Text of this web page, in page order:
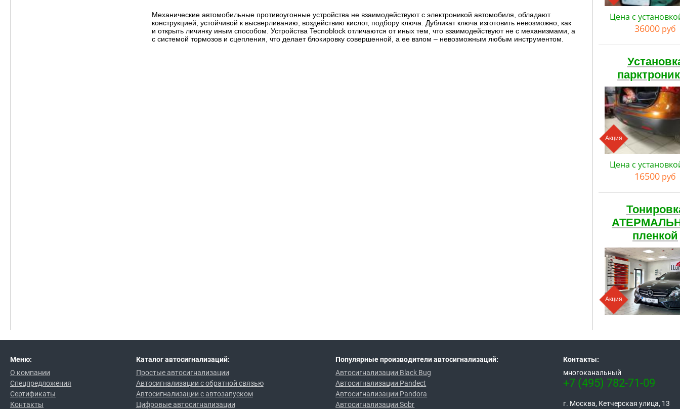
Механические автомобильные противоугонные устройства не взаимодействуют с электроникой автомобиля, обладают
конструкцией, устойчивой к высверливанию, воздействию кислот, подбору ключа. Дубликат ключа изготовить невозможно, как
и открыть личинку иным способом. Устройства Tecnoblock отличаются от иных тем, что взаимодействуют не с механизмами, а
с системой тормозов и сцепления, что делает блокировку совершенной, а ее взлом – невозможным любым инструментом.
Цена с
36000 руб
Акция
Цена с
16500 руб
пленкой
Акция
Меню:
О компании
Спецпредложения
Сертификаты
Контакты
Каталог автосигнализаций:
Простые автосигнализации
Автосигнализации с обратной связью
Автосигнализации с автозапуском
Цифровые автосигнализации
Популярные производители автосигнализаций:
Автосигнализации Black Bug
Автосигнализации Pandect
Автосигнализации Pandora
Автосигнализации Sobr
Контакты:
многоканальный
+7 (495) 782-71-09
г. Москва, Кетчерская улица, 13